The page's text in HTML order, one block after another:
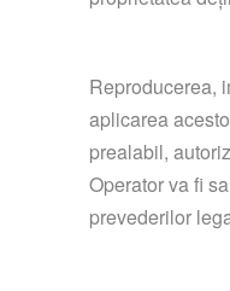
Reproducerea,
aplicarea
prealabil,
Operator va fi
prevederilor